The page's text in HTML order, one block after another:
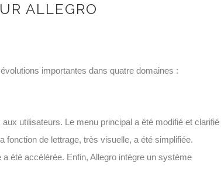
ALLEGRO
importantes dans quatre domaines :
utilisateurs. Le menu principal a été modifié et clarifié
fonction de lettrage, très visuelle, a été simplifiée.
a été accélérée. Enfin, Allegro intègre un système